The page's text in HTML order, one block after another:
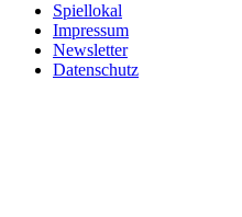
Spiellokal
Impressum
Newsletter
Datenschutz